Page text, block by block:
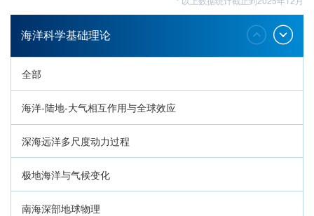
海洋科学基础理论
全部
海洋-陆地-大气相互作用与全球效应
深海远洋多尺度动力过程
极地海洋与气候变化
南海深部地球物理